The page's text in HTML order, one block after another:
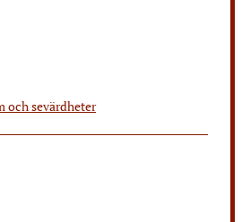
och sevärdheter